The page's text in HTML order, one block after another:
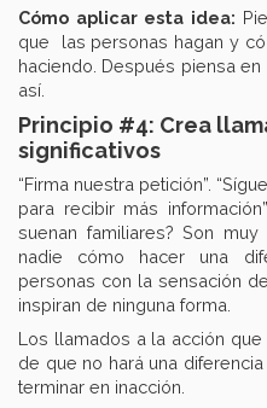
Cómo aplicar esta idea:
que las personas hagan y
haciendo. Después piensa
así.
Principio #4: Crea
significativos
“Firma nuestra petición”.
para recibir más
suenan familiares? Son
nadie cómo hacer una
personas con la sensación
inspiran de ninguna forma.
Los llamados a la acción
de que no hará una
terminar en inacción.